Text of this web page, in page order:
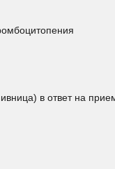
в ответ на